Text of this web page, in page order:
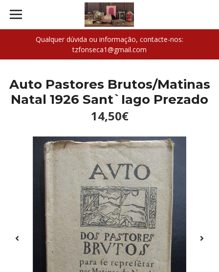
Qualquer dúvida ou informação, contacte-nos:
tzfonseca1@gmail.com
Auto Pastores Brutos/Matinas
Natal 1926 Sant`Iago Prezado
14,50€